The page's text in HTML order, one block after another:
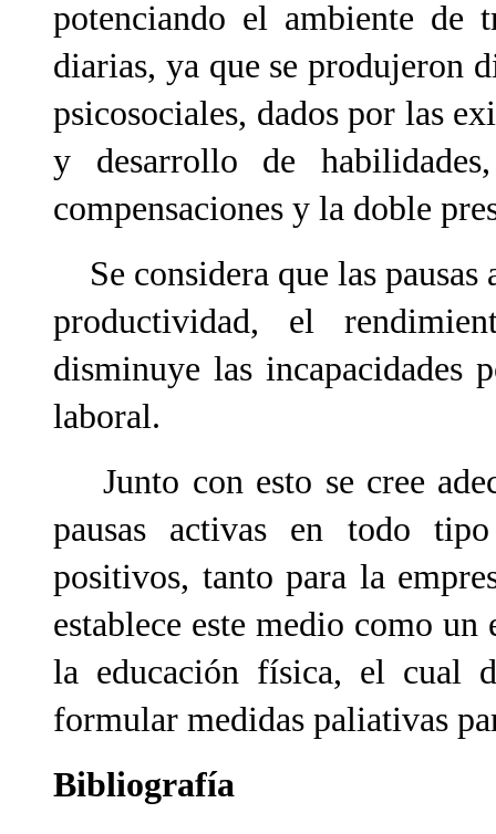
potenciando el ambiente de
diarias, ya que se produjeron
psicosociales, dados por las
y desarrollo de
compensaciones y la doble
Se considera que las
productividad, el
disminuye las incapacidades
laboral.
Junto con esto se cree
pausas activas en todo
positivos, tanto para la
establece este medio como
la educación física, el cual
formular medidas paliativas
Bibliografía